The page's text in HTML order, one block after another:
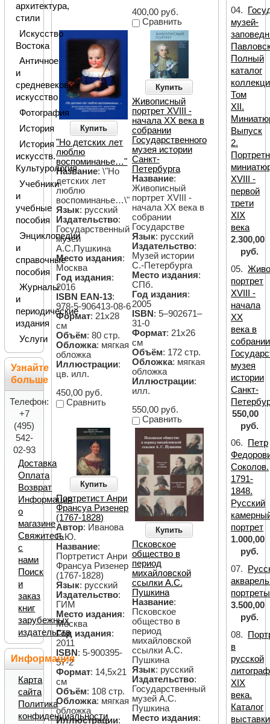
400,00 руб.
Сравнить
Купить
"Но детских лет
люблю
воспоминанье…"
Название: \"Но
детских лет
люблю
воспоминанье…\"
Язык: русский
Издательство:
Государственный
музей
А.С.Пушкина
Место издания:
Москва
Год издания:
2016
ISBN EAN-13:
978-5-906413-08-6
Формат: 21х28
см
Объём: 80 стр.
Обложка: мягкая
обложка
Иллюстрации:
цв. илл.
450,00 руб.
Сравнить
Купить
Живописный
портрет XVIII -
начала ХХ века в
собрании
Государственного
музея истории
Санкт-
Петербурга
Название:
Живописный
портрет XVIII -
начала ХХ века в
собрании
Государстве
Язык: русский
Издательство:
Музей истории
С.-Петербурга
Место издания:
СПб.
Год издания:
2005
ISBN : 5–902671–
31-0
Формат: 21х26
см
Объём: 172 стр.
Обложка: мягкая
обложка
Иллюстрации:
илл.
550,00 руб.
Сравнить
Купить
Портретист Анри
Франсуа Ризенер
(1767-1828)
Автор: Иванова
Е.Ю.
Название:
Портретист Анри
Франсуа Ризенер
(1767-1828)
Язык: русский
Издательство:
ГИМ
Место издания:
Москва
Год издания:
2011
ISBN : 5-900395-
57-2
Формат: 14,5х21
cм
Объём: 108 стр.
Обложка: мягкая
обложка
Иллюстрации:
Купить
Псковское
общество в
период
михайловской
ссылки А.С.
Пушкина
Название:
Псковское
общество в
период
михайловской
ссылки А.С.
Пушкина
Язык: русский
Издательство:
Государственный
музей А.С.
Пушкина
Место издания:
архитектура,
стили
Искусство
Востока
Античное
и
средневековое
искусство
Фотография
История
История
искусств.
Культурология
Учебники
и
учебные
пособия
Энциклопедии
и
справочные
пособия
Журналы
и
периодические
издания
Услуги
Узнайте
больше
Телефон:
+7
(495)
542-
02-93
Доставка
Оплата
Возврат
Информация
о
магазине
Свяжитесь
с
нами
Поиск
и
заказ
книг
зарубежных
издательств
Информация
Карта
сайта
Политика
конфиденциальности
04.
музей-
Полный
каталог
Том
XII.
Выпуск
2.
XVIII -
первой
трети
XIX
века
2.300,00
руб.
05.
портрет
XVIII -
начала
ХХ
века в
собрании
музея
истории
Санкт-
550,00
руб.
06.
Петр
Соколов.
1791-
1848.
Русский
портрет
1.000,00
руб.
07.
портреты
3.500,00
руб.
08.
в
русской
XIX
века.
Каталог
выставки